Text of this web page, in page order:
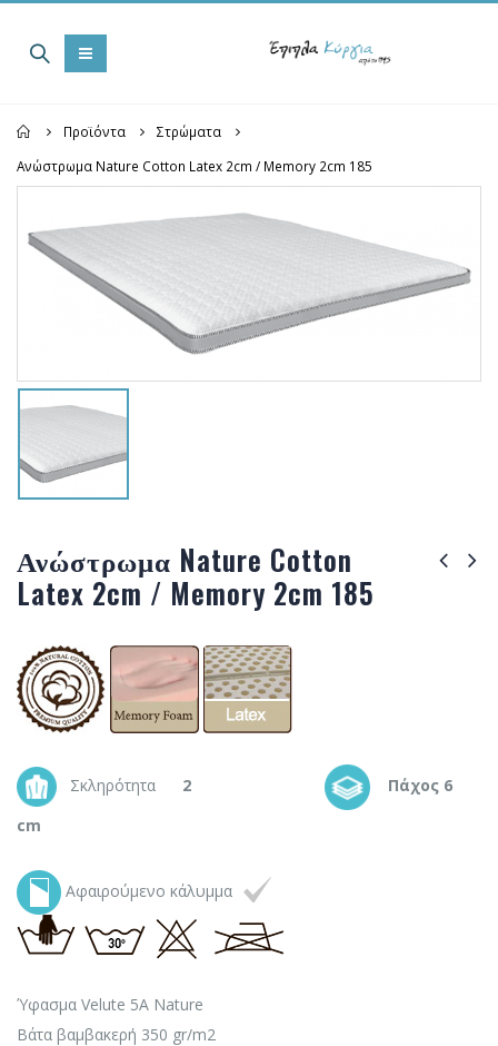
Home
Προϊόντα
Στρώματα
Ανώστρωμα Nature Cotton Latex 2cm / Memory 2cm 185
Ανώστρωμα Nature Cotton
Latex 2cm / Memory 2cm 185
Σκληρότητα 2
Πάχος 6
cm
Αφαιρούμενο κάλυμμα
Ύφασμα Velute 5A Nature
Βάτα βαμβακερή 350 gr/m2